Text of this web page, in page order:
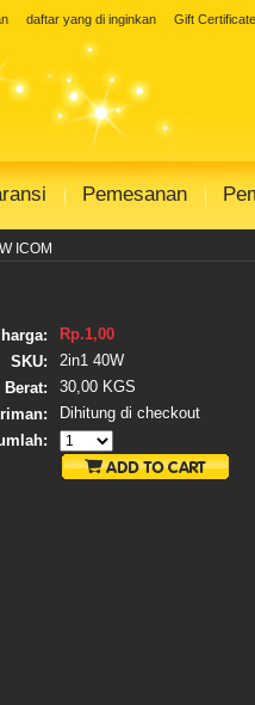
panel Distributor
Distributor PJU
solar panel
daftar yang di inginkan Gift
Pemesanan
ICOM
harga:
Rp.1,00
SKU:
2in1 40W
Berat:
30,00 KGS
Dihitung di checkout